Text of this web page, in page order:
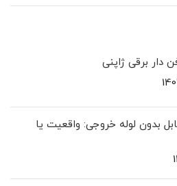
دار برقی ژاپنی
بدون لوله خروجی: واقعیت یا